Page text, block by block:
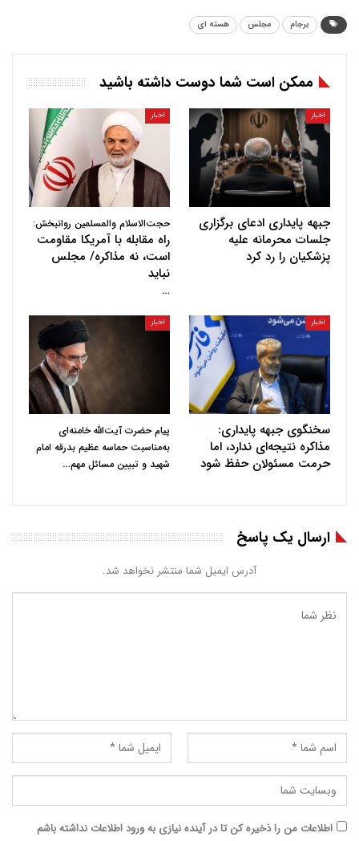
برجام مجلس هسته ای
ممکن است شما دوست داشته باشید
اخبار
جبهه پایداری ادعای برگزاری
جلسات محرمانه علیه
پزشکیان را رد کرد
اخبار
حجت‌الاسلام والمسلمین روانبخش:
راه مقابله با آمریکا مقاومت
است، نه مذاکره/ مجلس
نباید
…
اخبار
سخنگوی جبهه پایداری:
مذاکره نتیجه‌ای ندارد، اما
حرمت مسئولان حفظ شود
اخبار
پیام حضرت آیت‌الله خامنه‌ای
به‌مناسبت حماسه عظیم بدرقه امام
شهید و تبیین مسائل مهم…
ارسال یک پاسخ
آدرس ایمیل شما منتشر نخواهد شد.
اطلاعات من را ذخیره کن تا در آینده نیازی به ورود اطلاعات نداشته باشم